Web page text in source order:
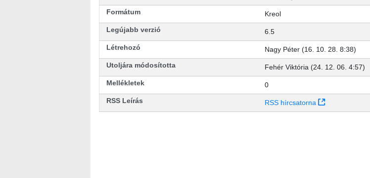
Formátum
Kreol
Legújabb verzió
6.5
Létrehozó
Nagy Péter (16. 10. 28. 8:38)
Utoljára módosította
Fehér Viktória (24. 12. 06. 4:57)
Mellékletek
0
RSS Leírás
RSS hírcsatorna (Új ablakot nyit)